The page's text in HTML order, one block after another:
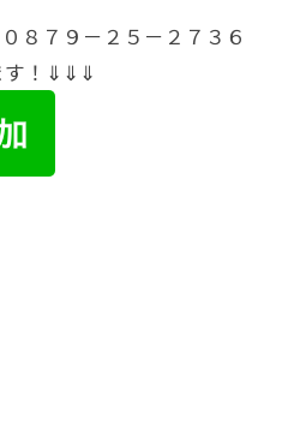
７９－２５－２７３６
す！⇓⇓⇓